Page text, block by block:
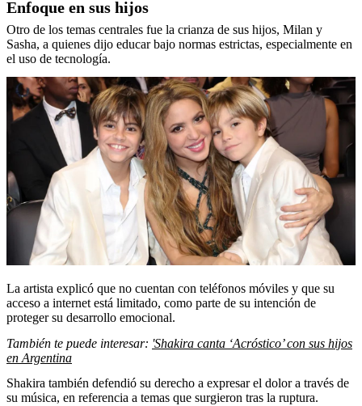
Enfoque en sus hijos
Otro de los temas centrales fue la crianza de sus hijos, Milan y
Sasha, a quienes dijo educar bajo normas estrictas, especialmente en
el uso de tecnología.
La artista explicó que no cuentan con teléfonos móviles y que su
acceso a internet está limitado, como parte de su intención de
proteger su desarrollo emocional.
También te puede interesar: 'Shakira canta ‘Acróstico’ con sus hijos
en Argentina
Shakira también defendió su derecho a expresar el dolor a través de
su música, en referencia a temas que surgieron tras la ruptura.